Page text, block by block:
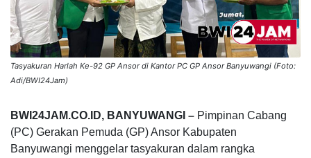
Tasyakuran Harlah Ke-92 GP Ansor di Kantor PC GP Ansor Banyuwangi (Foto:
Adi/BWI24Jam)
BWI24JAM.CO.ID, BANYUWANGI – Pimpinan Cabang
(PC) Gerakan Pemuda (GP) Ansor Kabupaten
Banyuwangi menggelar tasyakuran dalam rangka